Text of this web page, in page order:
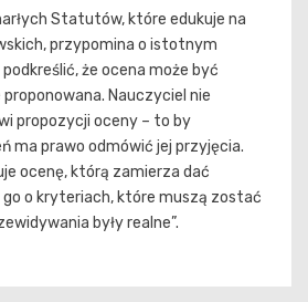
Statutów, które edukuje na
przypomina o istotnym
że ocena może być
Nauczyciel nie
propozycji oceny – to by
ma prawo odmówić jej przyjęcia.
ocenę, którą zamierza dać
o kryteriach, które muszą zostać
były realne”.